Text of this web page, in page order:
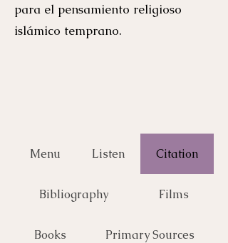
para el pensamiento religioso
islámico temprano.
Menu Listen Citation
Bibliography Films
Books Primary Sources